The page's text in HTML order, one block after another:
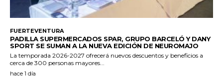
FUERTEVENTURA
PADILLA SUPERMERCADOS SPAR, GRUPO BARCELÓ Y DANY
SPORT SE SUMAN A LA NUEVA EDICIÓN DE NEUROMAJO
La temporada 2026-2027 ofrecerá nuevos descuentos y beneficios a
cerca de 300 personas mayores...
hace 1 día